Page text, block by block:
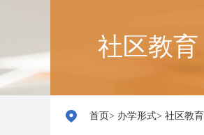
社区教育
首页> 办学形式> 社区教育